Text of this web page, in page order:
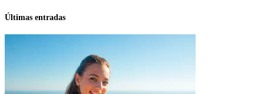
Últimas entradas